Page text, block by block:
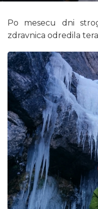
Po mesecu dni
zdravnica odredila